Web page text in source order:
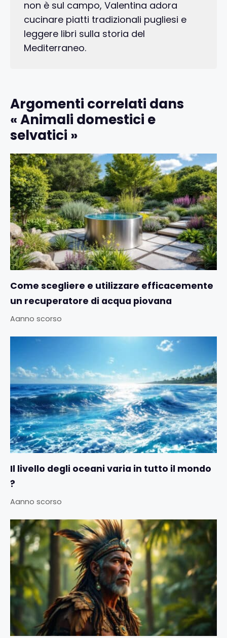
non è sul campo, Valentina adora
cucinare piatti tradizionali pugliesi e
leggere libri sulla storia del
Mediterraneo.
Argomenti correlati dans
« Animali domestici e
selvatici »
Come scegliere e utilizzare efficacemente
un recuperatore di acqua piovana
Aanno scorso
Il livello degli oceani varia in tutto il mondo
?
Aanno scorso